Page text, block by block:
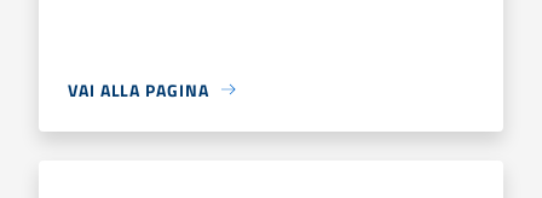
VAI ALLA PAGINA